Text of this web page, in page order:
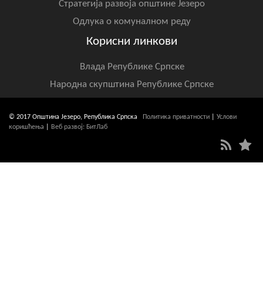
Стратегија развоја општине Језеро
Одлука о комуналном реду
Корисни линкови
Влада Републике Српске
Народна скупштина Републике Српске
© 2017 Општина Језеро, Република Српска Политика приватности
Услови
коришћења
Веб развој: БитЛаб